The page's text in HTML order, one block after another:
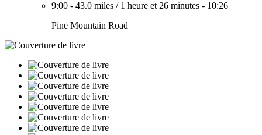
9:00 - 43.0 miles / 1 heure et 26 minutes - 10:26
Pine Mountain Road